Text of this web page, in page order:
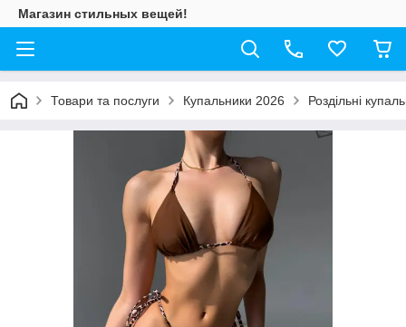
Магазин стильных вещей!
Товари та послуги Купальники 2026 Роздільні